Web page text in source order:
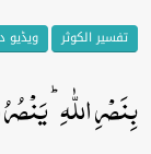
تفسیر الکوثر
بِنَصۡرِ اللّٰہِ